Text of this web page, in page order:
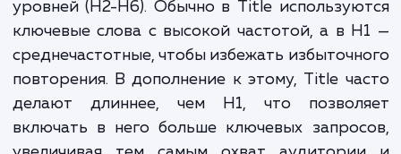
образом, чтобы стимулировать
изучению содержимого
возможному последующему
продукта или услуги.
Тег H1 отличается от Title